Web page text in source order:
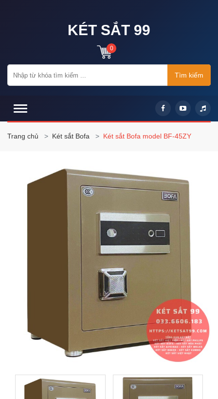
KÉT SẮT 99
0
Tìm kiếm
Trang chủ Két sắt Bofa Két sắt Bofa model BF-45ZY